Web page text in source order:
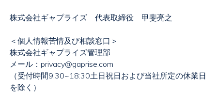
株式会社ギャプライズ 代表取締役 甲斐亮之
＜個人情報苦情及び相談窓口＞
株式会社ギャプライズ管理部
メール： privacy@gaprise.com
（受付時間9:30~18:30土日祝日および当社所定の休業日
を除く）